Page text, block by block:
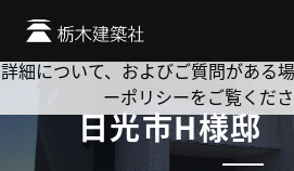
日光市H様邸
Cookie を使用して、お客様の活動
か? 当社ではお客様のプライバシー
詳細について、およびご質問がある
ーポリシーをご覧くださ